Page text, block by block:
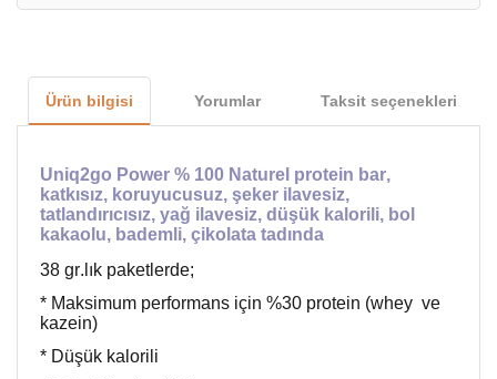
Ürün bilgisi Yorumlar Taksit seçenekleri
Uniq2go Power % 100 Naturel protein bar,
katkısız, koruyucusuz, şeker ilavesiz,
tatlandırıcısız, yağ ilavesiz, düşük kalorili, bol
kakaolu, bademli, çikolata tadında
38 gr.lık paketlerde;
* Maksimum performans için %30 protein (whey ve
kazein)
* Düşük kalorili